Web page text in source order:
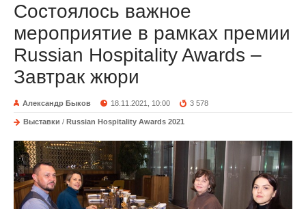
Состоялось важное
мероприятие в рамках премии
Russian Hospitality Awards –
Завтрак жюри
Александр Быков 18.11.2021, 10:00 3 578
Выставки / Russian Hospitality Awards 2021